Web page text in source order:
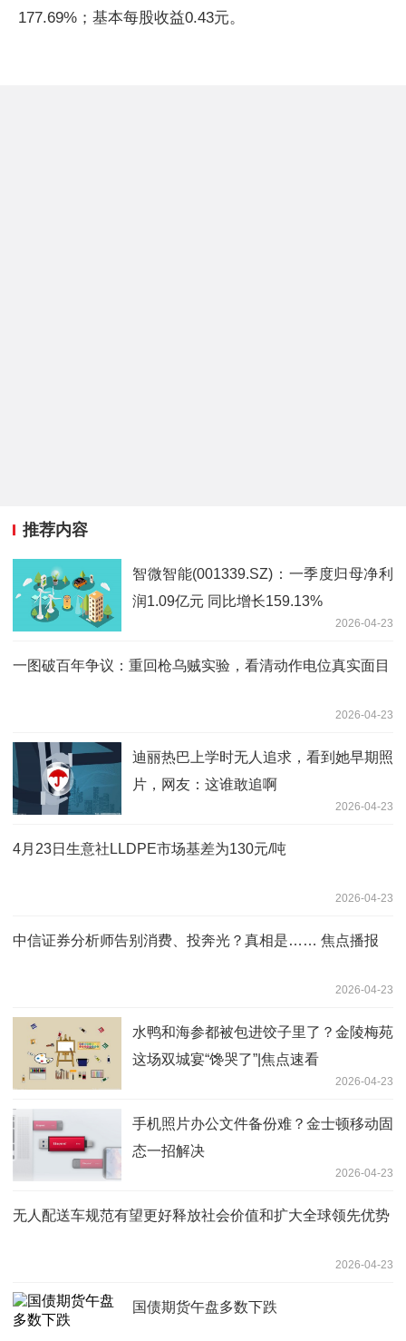
177.69%；基本每股收益0.43元。
推荐内容
智微智能(001339.SZ)：一季度归母净利
润1.09亿元 同比增长159.13%
2026-04-23
一图破百年争议：重回枪乌贼实验，看清动作电位真实面目
2026-04-23
迪丽热巴上学时无人追求，看到她早期照
片，网友：这谁敢追啊
2026-04-23
4月23日生意社LLDPE市场基差为130元/吨
2026-04-23
中信证券分析师告别消费、投奔光？真相是…… 焦点播报
2026-04-23
水鸭和海参都被包进饺子里了？金陵梅苑
这场双城宴“馋哭了”|焦点速看
2026-04-23
手机照片办公文件备份难？金士顿移动固
态一招解决
2026-04-23
无人配送车规范有望更好释放社会价值和扩大全球领先优势
2026-04-23
国债期货午盘多数下跌